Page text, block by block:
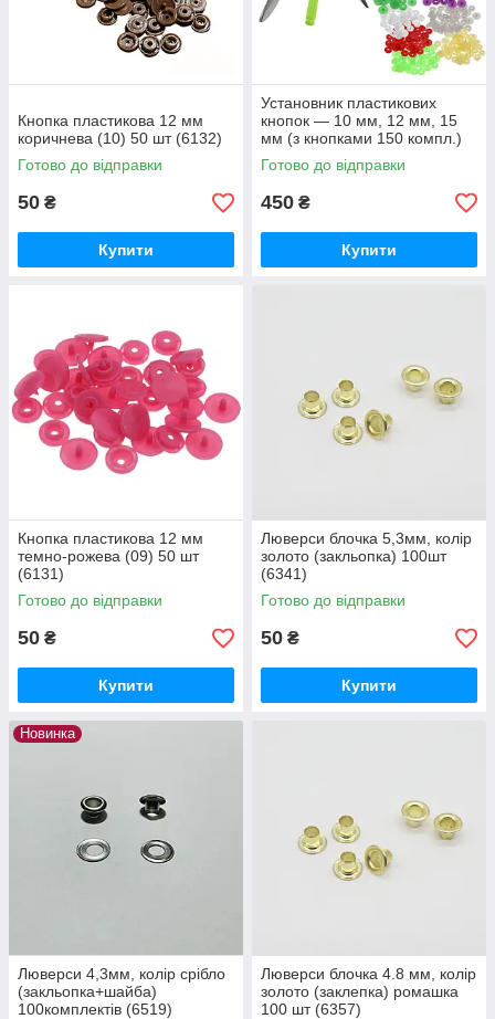
Кнопка пластикова 12 мм
коричнева (10) 50 шт (6132)
Готово до відправки
50 ₴
Купити
Установник пластикових
кнопок — 10 мм, 12 мм, 15
мм (з кнопками 150 компл.)
(6103)
Готово до відправки
450 ₴
Купити
Кнопка пластикова 12 мм
темно-рожева (09) 50 шт
(6131)
Готово до відправки
50 ₴
Купити
Люверси блочка 5,3мм, колір
золото (закльопка) 100шт
(6341)
Готово до відправки
50 ₴
Купити
Новинка
Люверси 4,3мм, колір срібло
(закльопка+шайба)
100комплектів (6519)
Люверси блочка 4.8 мм, колір
золото (заклепка) ромашка
100 шт (6357)